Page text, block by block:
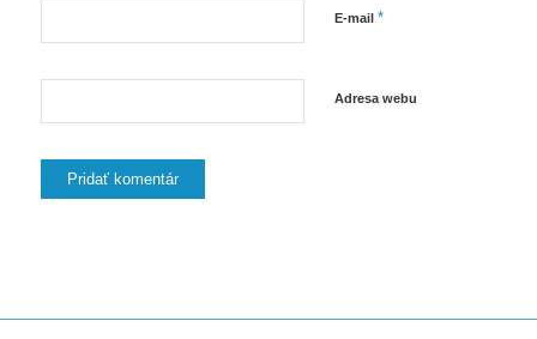
E-mail *
Adresa webu